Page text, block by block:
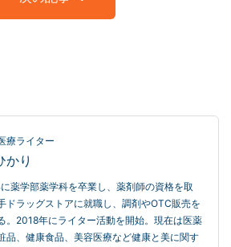
療ライター
かり
薬学部薬学科を卒業し、薬剤師の資格を取
ドラッグストアに就職し、調剤やOTC販売を
。2018年にライター活動を開始。現在は医薬
品、健康食品、美容医療など健康と美に関す